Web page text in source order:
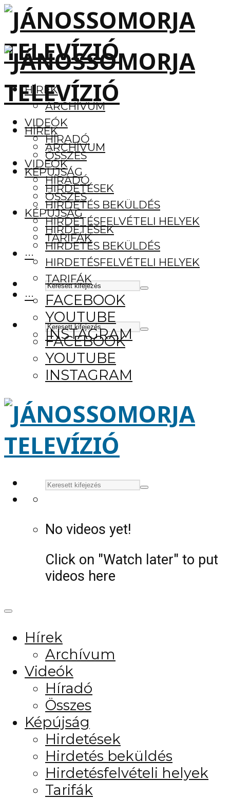
HÍREK
ARCHÍVUM
VIDEÓK
HÍRADÓ
ÖSSZES
KÉPÚJSÁG
HIRDETÉSEK
HIRDETÉS BEKÜLDÉS
HIRDETÉSFELVÉTELI HELYEK
TARIFÁK
···
FACEBOOK
YOUTUBE
INSTAGRAM
HÍREK
ARCHÍVUM
VIDEÓK
HÍRADÓ
ÖSSZES
KÉPÚJSÁG
HIRDETÉSEK
HIRDETÉS BEKÜLDÉS
HIRDETÉSFELVÉTELI HELYEK
TARIFÁK
···
FACEBOOK
YOUTUBE
INSTAGRAM
No videos yet!
Click on "Watch later" to put
videos here
Hírek
Archívum
Videók
Híradó
Összes
Képújság
Hirdetések
Hirdetés beküldés
Hirdetésfelvételi helyek
Tarifák